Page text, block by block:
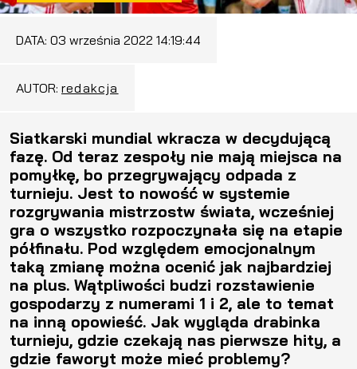
DATA: 03 września 2022 14:19:44
AUTOR: redakcja
Siatkarski mundial wkracza w decydującą
fazę. Od teraz zespoły nie mają miejsca na
pomyłkę, bo przegrywający odpada z
turnieju. Jest to nowość w systemie
rozgrywania mistrzostw świata, wcześniej
gra o wszystko rozpoczynała się na etapie
półfinału. Pod względem emocjonalnym
taką zmianę można ocenić jak najbardziej
na plus. Wątpliwości budzi rozstawienie
gospodarzy z numerami 1 i 2, ale to temat
na inną opowieść. Jak wygląda drabinka
turnieju, gdzie czekają nas pierwsze hity, a
gdzie faworyt może mieć problemy?